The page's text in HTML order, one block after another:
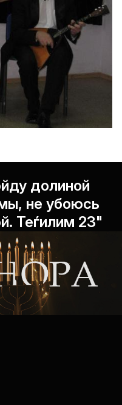
долиной
не убоюсь
Теѓилим 23"